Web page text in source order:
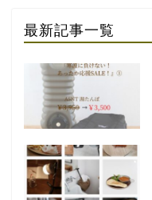
最新記事一覧